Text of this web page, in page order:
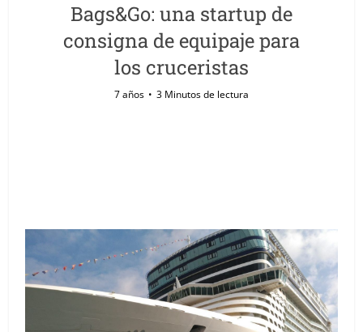
Bags&Go: una startup de
consigna de equipaje para
los cruceristas
7 años 3 Minutos de lectura